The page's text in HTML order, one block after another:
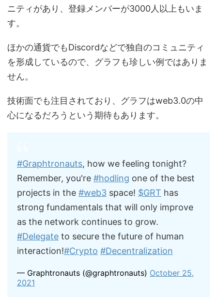
ニティがあり、登録メンバーが3000人以上もいま
す。
ほかの通貨でもDiscordなどで独自のコミュニティ
を形成しているので、グラフも珍しい例ではありま
せん。
技術面でも注目されており、グラフはweb3.0の中
心になるだろうという期待もあります。
#Graphtronauts, how we feeling tonight?
Remember, you're #hodling one of the best
projects in the #web3 space! $GRT has
strong fundamentals that will only improve
as the network continues to grow.
#Delegate to secure the future of human
interaction!#Crypto #Decentralization
— Graphtronauts (@graphtronauts) October 25,
2021